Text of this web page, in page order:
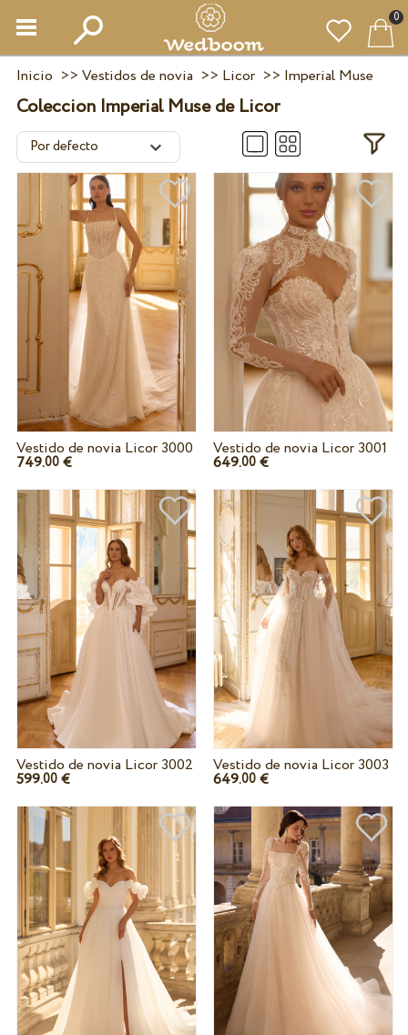
0
Inicio >> Vestidos de novia >> Licor>> Imperial Muse
Coleccion Imperial Muse de Licor
Vestido de novia Licor 3000
749.00€
Vestido de novia Licor 3001
649.00 €
Vestido de novia Licor 3002
599.00€
Vestido de novia Licor 3003
649.00 €